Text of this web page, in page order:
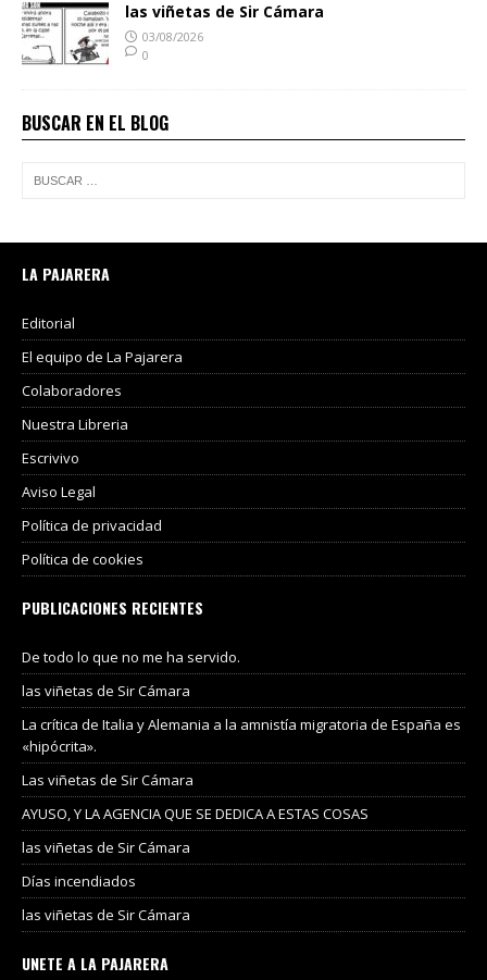
las viñetas de Sir Cámara
03/08/2026
0
BUSCAR EN EL BLOG
LA PAJARERA
Editorial
El equipo de La Pajarera
Colaboradores
Nuestra Libreria
Escrivivo
Aviso Legal
Política de privacidad
Política de cookies
PUBLICACIONES RECIENTES
De todo lo que no me ha servido.
las viñetas de Sir Cámara
La crítica de Italia y Alemania a la amnistía migratoria de España es
«hipócrita».
Las viñetas de Sir Cámara
AYUSO, Y LA AGENCIA QUE SE DEDICA A ESTAS COSAS
las viñetas de Sir Cámara
Días incendiados
las viñetas de Sir Cámara
UNETE A LA PAJARERA